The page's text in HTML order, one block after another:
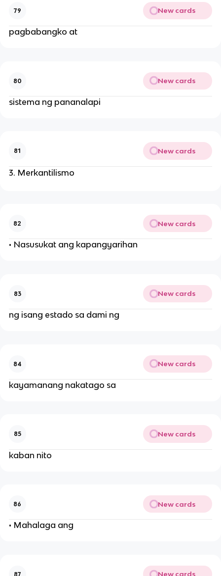
79 New cards
pagbabangko at
80 New cards
sistema ng pananalapi
81 New cards
Merkantilismo
82 New cards
• Nasusukat ang kapangyarihan
83 New cards
ng isang estado sa dami ng
84 New cards
kayamanang nakatago sa
85 New cards
kaban nito
86 New cards
• Mahalaga ang
87 New cards